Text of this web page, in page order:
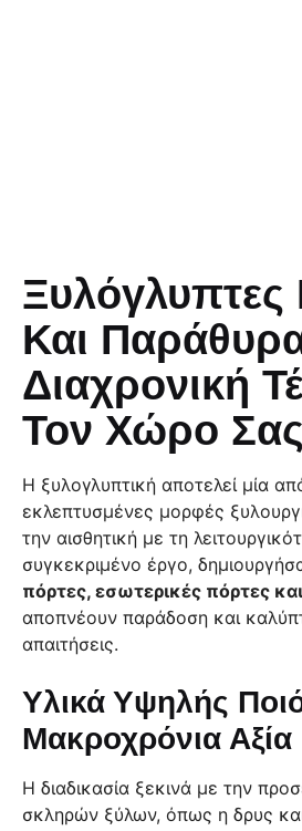
Ξυλόγλυπτες
Και
Διαχρονική
Τον Χώρο Σας
Η ξυλογλυπτική αποτελεί μία
εκλεπτυσμένες μορφές
την αισθητική με τη
συγκεκριμένο έργο,
πόρτες, εσωτερικές πόρτες
αποπνέουν παράδοση και
απαιτήσεις.
Υλικά Υψηλής
Μακροχρόνια Αξία
Η διαδικασία ξεκινά με την
σκληρών ξύλων, όπως η δρυς